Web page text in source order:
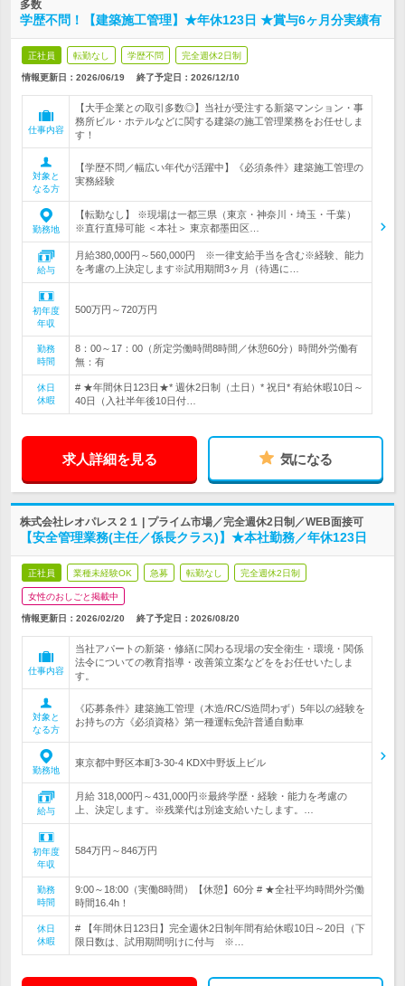
多数
学歴不問！【建築施工管理】★年休123日 ★賞与6ヶ月分実績有
正社員 転勤なし 学歴不問 完全週休2日制
情報更新日：2026/06/19 終了予定日： 2026/12/10
仕事内容
【大手企業との取引多数◎】当社が受注する新築マンション・事
務所ビル・ホテルなどに関する建築の施工管理業務をお任せしま
す！
対象と
なる方
【学歴不問／幅広い年代が活躍中】《必須条件》建築施工管理の
実務経験
勤務地
【転勤なし】 ※現場は一都三県（東京・神奈川・埼玉・千葉）
※直行直帰可能 ＜本社＞ 東京都墨田区…
給与
月給380,000円～560,000円 ※一律支給手当を含む※経験、能力
を考慮の上決定します※試用期間3ヶ月（待遇に…
初年度
年収
500万円～720万円
勤務
時間
8：00～17：00（所定労働時間8時間／休憩60分）時間外労働有
無：有
休日
休暇
# ★年間休日123日★* 週休2日制（土日）* 祝日* 有給休暇10日～
40日（入社半年後10日付…
求人詳細を見る 気になる
株式会社レオパレス２１ | プライム市場／完全週休2日制／WEB面接可
【安全管理業務(主任／係長クラス)】★本社勤務／年休123日
正社員 業種未経験OK 急募 転勤なし 完全週休2日制
女性のおしごと掲載中
情報更新日：2026/02/20 終了予定日： 2026/08/20
仕事内容
当社アパートの新築・修繕に関わる現場の安全衛生・環境・関係
法令についての教育指導・改善策立案などををお任せいたしま
す。
対象と
なる方
《応募条件》建築施工管理（木造/RC/S造問わず）5年以の経験を
お持ちの方《必須資格》第一種運転免許普通自動車
勤務地
東京都中野区本町3-30-4 KDX中野坂上ビル
給与
月給 318,000円～431,000円※最終学歴・経験・能力を考慮の
上、決定します。※残業代は別途支給いたします。…
初年度
年収
584万円～846万円
勤務
時間
9:00～18:00（実働8時間）【休憩】60分 # ★全社平均時間外労働
時間16.4h！
休日
休暇
# 【年間休日123日】完全週休2日制年間有給休暇10日～20日（下
限日数は、試用期間明けに付与 ※…